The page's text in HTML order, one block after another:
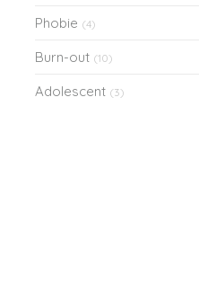
Phobie (4)
Burn-out (10)
Adolescent (3)